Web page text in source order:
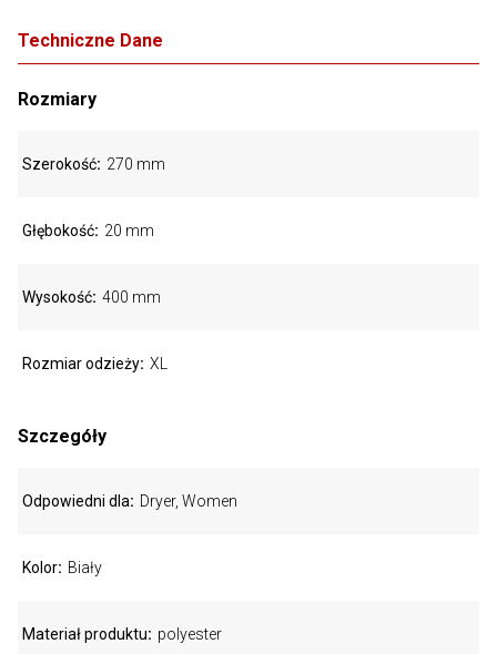
Techniczne Dane
Rozmiary
Szerokość 270 mm
Głębokość 20 mm
Wysokość 400 mm
Rozmiar odzieży XL
Szczegóły
Odpowiedni dla Dryer, Women
Kolor Biały
Materiał produktu polyester